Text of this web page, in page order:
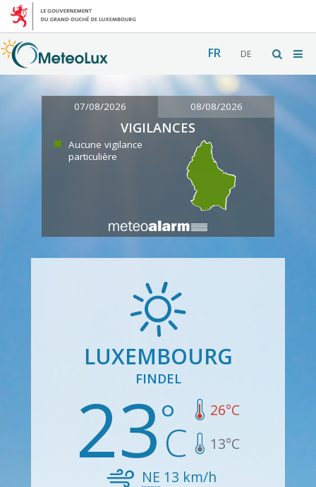
FR DE
07/08/2026 08/08/2026
VIGILANCES
Aucune vigilance
particulière
LUXEMBOURG
FINDEL
23 26°C
13°C
NE 13 km/h